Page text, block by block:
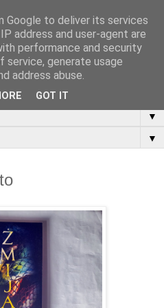
▼
▼
Google to deliver its services
address and user-agent are
performance and security
generate usage
address abuse.
GOT IT